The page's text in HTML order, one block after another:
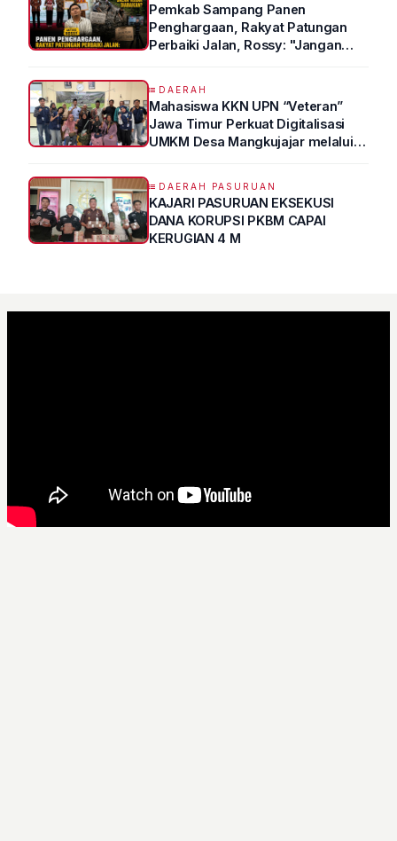
Pemkab Sampang Panen
Penghargaan, Rakyat Patungan
Perbaiki Jalan, Rossy: "Jangan
DAERAH
Mahasiswa KKN UPN “Veteran”
Jawa Timur Perkuat Digitalisasi
UMKM Desa Mangkujajar melalui
DAERAH PASURUAN
KAJARI PASURUAN EKSEKUSI
DANA KORUPSI PKBM CAPAI
KERUGIAN 4 M